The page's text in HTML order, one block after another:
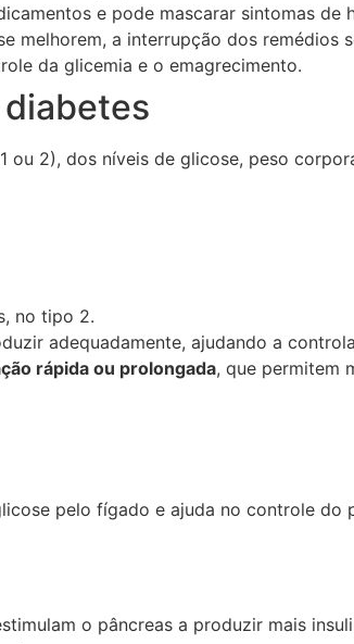
e pode mascarar sintomas de
melhorem, a interrupção dos remédios
da glicemia e o emagrecimento.
2), dos níveis de glicose, peso
no tipo 2.
adequadamente, ajudando a
rápida ou prolongada, que permitem
pelo fígado e ajuda no controle do
o pâncreas a produzir mais